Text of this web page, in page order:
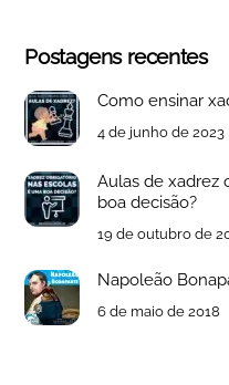
Postagens recentes
Como ensinar
4 de junho de 2023
Aulas de xadrez
boa decisão?
19 de outubro de
Napoleão
6 de maio de 2018